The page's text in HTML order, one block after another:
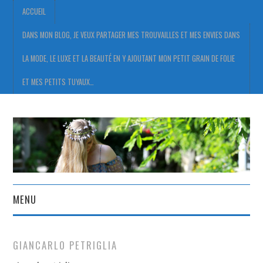
ACCUEIL
DANS MON BLOG, JE VEUX PARTAGER MES TROUVAILLES ET MES ENVIES DANS
LA MODE, LE LUXE ET LA BEAUTÉ EN Y AJOUTANT MON PETIT GRAIN DE FOLIE
ET MES PETITS TUYAUX…
MENU
DANS MON BLOG, JE VEUX
GIANCARLO PETRIGLIA